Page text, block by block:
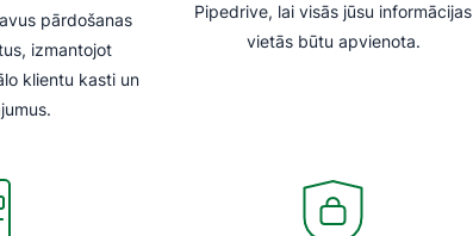
pārdošanas
izmantojot
klientu kasti un
Pipedrive, lai visās jūsu informācijas
vietās būtu apvienota.